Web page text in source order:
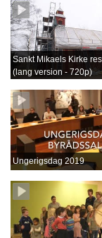
Sankt Mikaels Kirke
(lang version - 720p)
Ungerigsdag 2019